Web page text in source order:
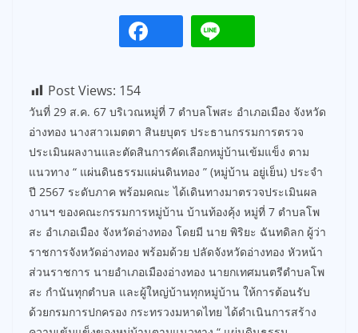
Post Views: 154
วันที่ 29 ส.ค. 67 บริเวณหมู่ที่ 7 ตำบลโพสะ อำเภอเมือง จังหวัด
อ่างทอง นางสาวเมตตา สินยบุตร ประธานกรรมการตรวจ
ประเมินผลงานและตัดสินการคัดเลือกหมู่บ้านเข้มแข็ง ตาม
แนวทาง “ แผ่นดินธรรมแผ่นดินทอง ” (หมู่บ้าน อยู่เย็น) ประจำ
ปี 2567 ระดับภาค พร้อมคณะ ได้เดินทางมาตรวจประเมินผล
งานฯ ของคณะกรรมการหมู่บ้าน บ้านท้องคุ้ง หมู่ที่ 7 ตำบลโพ
สะ อำเภอเมือง จังหวัดอ่างทอง โดยมี นาย พิริยะ ฉันทดิลก ผู้ว่า
ราชการจังหวัดอ่างทอง พร้อมด้วย ปลัดจังหวัดอ่างทอง หัวหน้า
ส่วนราชการ นายอำเภอเมืองอ่างทอง นายกเทศมนตรีตำบลโพ
สะ กำนันทุกตำบล และผู้ใหญ่บ้านทุกหมู่บ้าน ให้การต้อนรับ
ด้วยกรมการปกครอง กระทรวงมหาดไทย ได้ดำเนินการสร้าง